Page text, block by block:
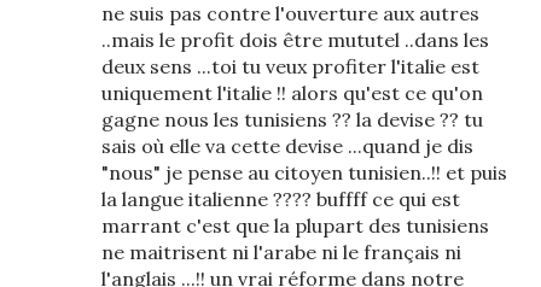
ne suis pas contre l'ouverture aux autres
..mais le profit dois être mututel ..dans les
deux sens ...toi tu veux profiter l'italie est
uniquement l'italie !! alors qu'est ce qu'on
gagne nous les tunisiens ?? la devise ?? tu
sais où elle va cette devise ...quand je dis
"nous" je pense au citoyen tunisien..!! et puis
la langue italienne ???? buffff ce qui est
marrant c'est que la plupart des tunisiens
ne maitrisent ni l'arabe ni le français ni
l'anglais ...!! un vrai réforme dans notre